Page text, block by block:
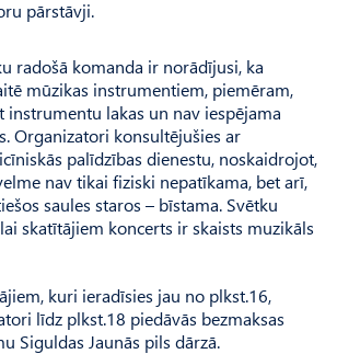
pārstāvji.
radošā komanda ir norādījusi, ka
mūzikas instrumentiem, piemēram,
instrumentu lakas un nav iespējama
Organizatori konsultējušies ar
palīdzības dienestu, noskaidrojot,
nav tikai fiziski nepatīkama, bet arī,
saules staros – bīstama. Svētku
skatītājiem koncerts ir skaists muzikāls
kuri ieradīsies jau no plkst.16,
līdz plkst.18 piedāvās bezmaksas
Siguldas Jaunās pils dārzā.